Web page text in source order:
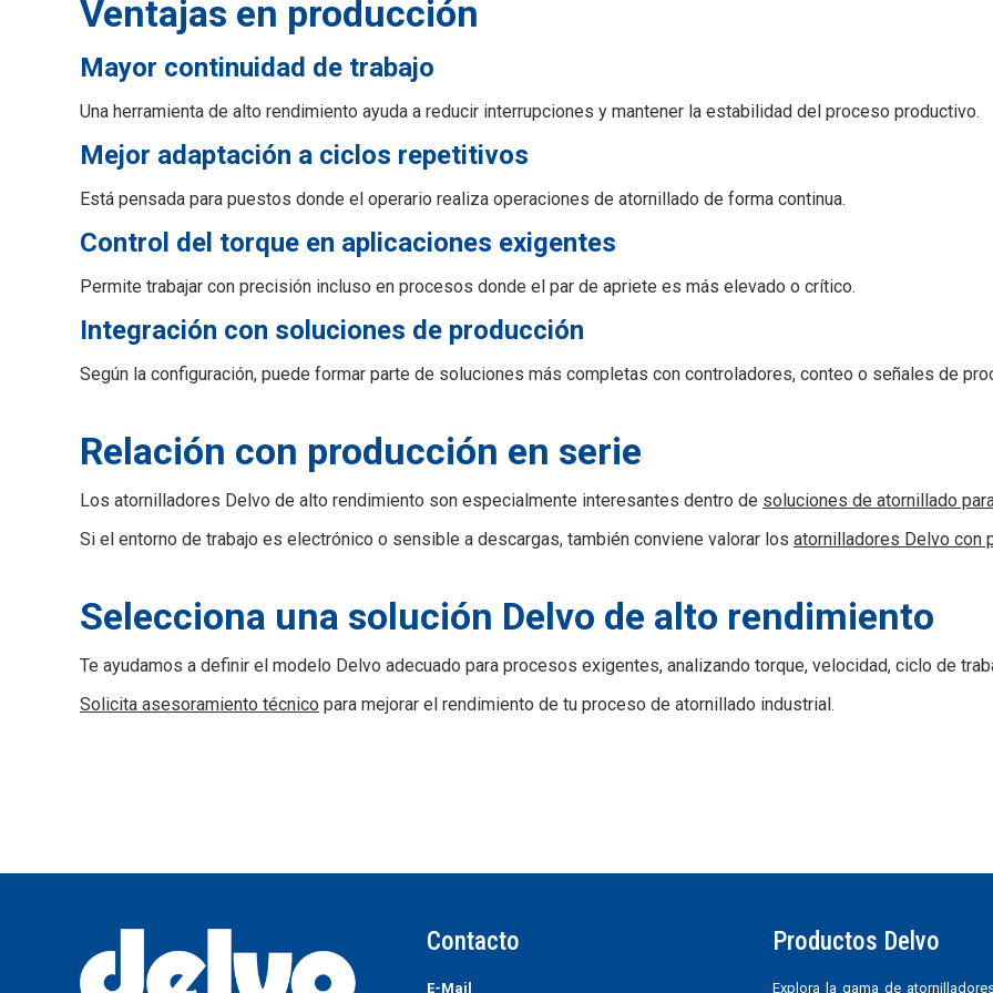
Ventajas en producción
Mayor continuidad de trabajo
Una herramienta de alto rendimiento ayuda a reducir interrupciones y mantener la estabilidad del proceso productivo.
Mejor adaptación a ciclos repetitivos
Está pensada para puestos donde el operario realiza operaciones de atornillado de forma continua.
Control del torque en aplicaciones exigentes
Permite trabajar con precisión incluso en procesos donde el par de apriete es más elevado o crítico.
Integración con soluciones de producción
Según la configuración, puede formar parte de soluciones más completas con controladores, conteo o señales de
Relación con producción en serie
Los atornilladores Delvo de alto rendimiento son especialmente interesantes dentro de soluciones de atornillado
Si el entorno de trabajo es electrónico o sensible a descargas, también conviene valorar los atornilladores Delvo con
Selecciona una solución Delvo de alto rendimiento
Te ayudamos a definir el modelo Delvo adecuado para procesos exigentes, analizando torque, velocidad, ciclo de
Solicita asesoramiento técnico para mejorar el rendimiento de tu proceso de atornillado industrial.
Contacto
E-Mail
Productos Delvo
Explora la gama de